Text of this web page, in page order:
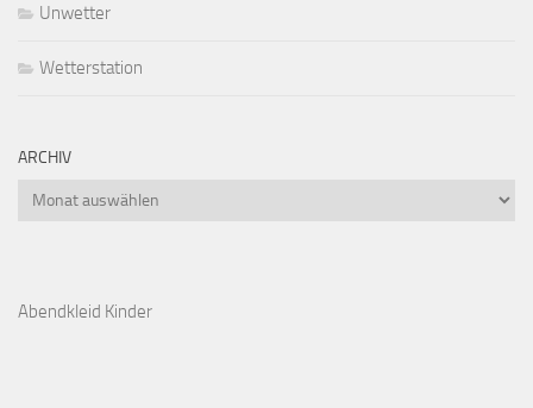
Unwetter
Wetterstation
ARCHIV
Archiv
Abendkleid Kinder